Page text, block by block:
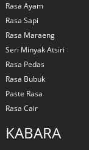
Rasa Ayam
Rasa Sapi
Rasa Maraeng
Seri Minyak Atsiri
Rasa Pedas
Rasa Bubuk
Paste Rasa
Rasa Cair
KABARA